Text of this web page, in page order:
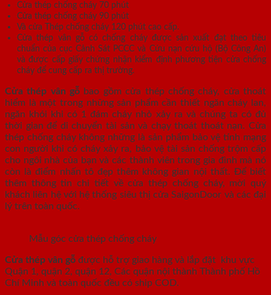
Cửa thép chống cháy 70 phút
Cửa thép chống cháy 90 phút
Và cửa Thép chống cháy 120 phút cao cấp.
Cửa thép vân gỗ có chống cháy được sản xuất đạt theo tiêu
chuẩn của cục Cảnh Sát PCCC và Cứu nạn cứu hộ (Bộ Công An)
và được cấp giấy chứng nhận kiểm định phương tiện cửa chống
cháy để cung cấp ra thị trường.
Cửa thép vân gỗ bao gồm cửa thép chống cháy, cửa thoát
hiểm là một trong những sản phẩm cần thiết ngăn cháy lan,
ngăn khói khi có 1 đám cháy nhỏ xảy ra và chúng ta có đủ
thời gian để di chuyển tài sản và chạy thoát thoát nạn. Cửa
thép chống cháy không những là sản phẩm bảo vệ tính mạng
con người khi có cháy xảy ra, bảo vệ tài sản chống trộm cấp
cho ngôi nhà của bạn và các thành viên trong gia đình mà nó
còn là điểm nhấn tô đẹp thêm không gian nội thất. Để biết
thêm thông tin chi tiết về cửa thép chống cháy, mời quý
khách liên hệ với hệ thống siêu thị cửa SaigonDoor và các đại
lý trên toàn quốc.
Mẫu góc cửa thép chống cháy
Cửa thép vân gỗ được hỗ trợ giao hàng và lắp đặt khu vực
Quận 1, quận 2, quận 12, Các quận nội thành Thành phố Hồ
Chí Minh và toàn quốc đều có ship COD.